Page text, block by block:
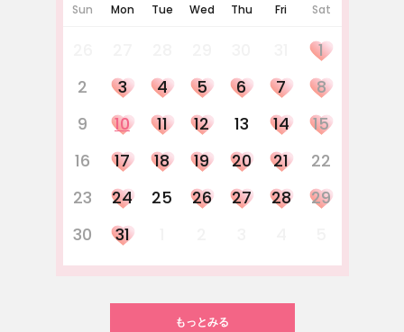
Sun Mon Tue Wed Thu Fri Sat
1
2
3 4 5 6 7
8
9
10 11 12 13 14
15
16
17 18 19 20 21
22
23
24 25 26 27 28
29
30
31
もっとみる